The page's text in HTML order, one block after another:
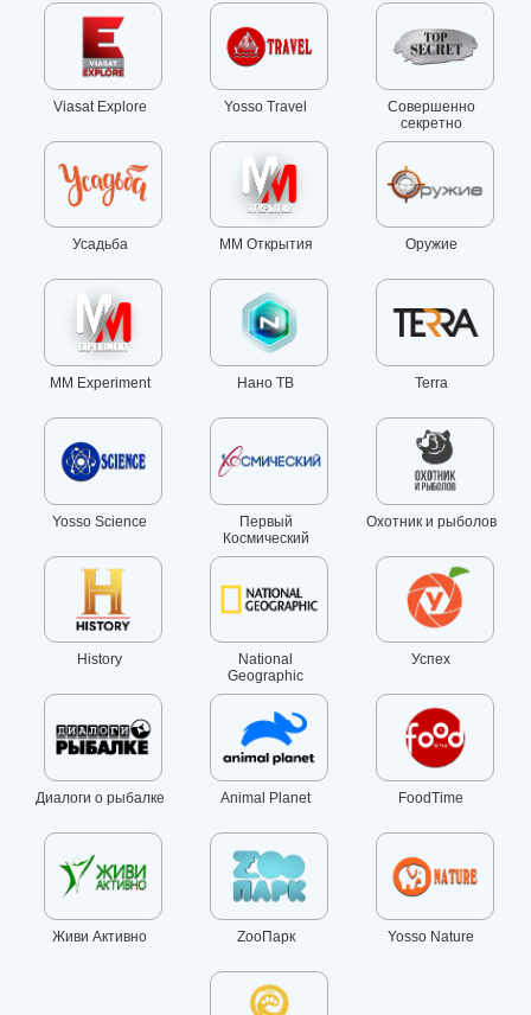
Viasat Explore Yosso Travel
Совершенно
секретно
Усадьба MM Открытия Оружие
MM Experiment Нано ТВ Terra
Yosso Science
Первый
Космический
Охотник и рыболов
History
National
Geographic
Успех
Диалоги о рыбалке Animal Planet FoodTime
Живи Активно ZooПарк Yosso Nature